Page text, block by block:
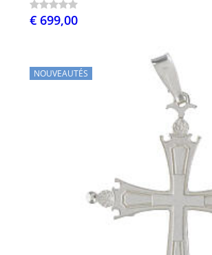
€ 699,00
NOUVEAUTÉS